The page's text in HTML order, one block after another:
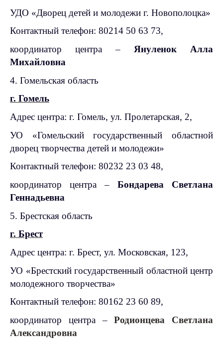
УДО «Дворец детей и молодежи г. Новополоцка»
Контактный телефон: 80214 50 63 73,
координатор центра – Януленок Алла
Михайловна
4. Гомельская область
г. Гомель
Адрес центра: г. Гомель, ул. Пролетарская, 2,
УО «Гомельский государственный областной
дворец творчества детей и молодежи»
Контактный телефон: 80232 23 03 48,
координатор центра – Бондарева Светлана
Геннадьевна
5. Брестская область
г. Брест
Адрес центра: г. Брест, ул. Московская, 123,
УО «Брестский государственный областной центр
молодежного творчества»
Контактный телефон: 80162 23 60 89,
координатор центра –Родионцева Светлана
Александровна